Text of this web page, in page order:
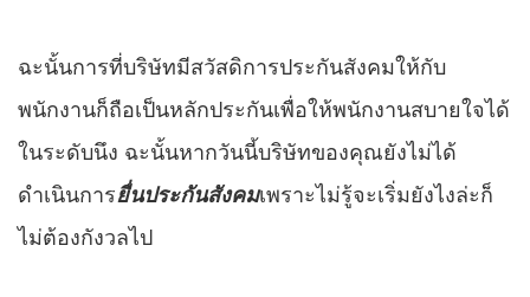
ฉะนั้นการที่บริษัทมีสวัสดิการประกันสังคมให้กับ
พนักงานก็ถือเป็นหลักประกันเพื่อให้พนักงานสบายใจได้
ในระดับนึง ฉะนั้นหากวันนี้บริษัทของคุณยังไม่ได้
ดำเนินการยื่นประกันสังคมเพราะไม่รู้จะเริ่มยังไงล่ะก็
ไม่ต้องกังวลไป